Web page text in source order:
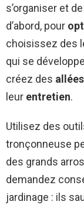
s’organiser et
d’abord, pour
choisissez des
qui se
créez des allées
leur entretien.
Utilisez des
tronçonneuse
des grands
demandez
jardinage : ils